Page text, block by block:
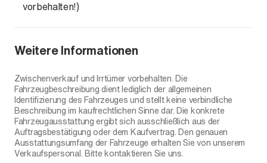
vorbehalten!)
Weitere Informationen
Zwischenverkauf und Irrtümer vorbehalten. Die
Fahrzeugbeschreibung dient lediglich der allgemeinen
Identifizierung des Fahrzeuges und stellt keine verbindliche
Beschreibung im kaufrechtlichen Sinne dar. Die konkrete
Fahrzeugausstattung ergibt sich ausschließlich aus der
Auftragsbestätigung oder dem Kaufvertrag. Den genauen
Ausstattungsumfang der Fahrzeuge erhalten Sie von unserem
Verkaufspersonal. Bitte kontaktieren Sie uns.